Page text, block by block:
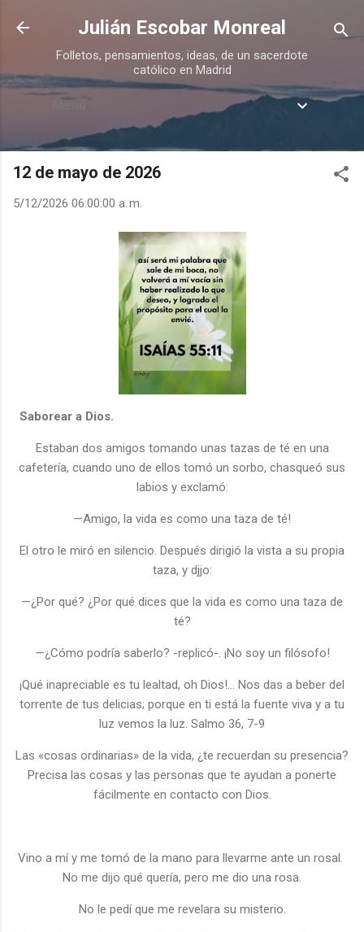
Ir al contenido principal
Julián Escobar Monreal
Folletos, pensamientos, ideas, de un sacerdote
católico en Madrid
Menú
12 de mayo de 2026
5/12/2026 06:00:00 a. m.
Saborear a Dios.
Estaban dos amigos tomando unas tazas de té en una
cafetería, cuando uno de ellos tomó un sorbo, chasqueó sus
labios y exclamó:
—Amigo, la vida es como una taza de té!
El otro le miró en silencio. Después dirigió la vista a su propia
taza, y djjo:
—¿Por qué? ¿Por qué dices que la vida es como una taza de
té?
—¿Cómo podría saberlo? -replicó-. ¡No soy un filósofo!
¡Qué inapreciable es tu lealtad, oh Dios!... Nos das a beber del
torrente de tus delicias; porque en ti está la fuente viva y a tu
luz vemos la luz. Salmo 36, 7-9
Las «cosas ordinarias» de la vida, ¿te recuerdan su presencia?
Precisa las cosas y las personas que te ayudan a ponerte
fácilmente en contacto con Dios.
Vino a mí y me tomó de la mano para llevarme ante un rosal.
No me dijo qué quería, pero me dio una rosa.
No le pedí que me revelara su misterio.